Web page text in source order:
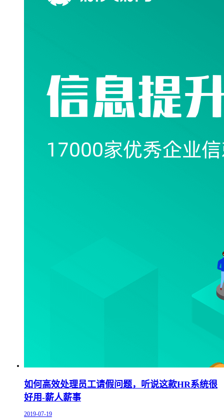
如何高效处理员工请假问题，听说这款HR系统很
好用-薪人薪事
2019-07-19